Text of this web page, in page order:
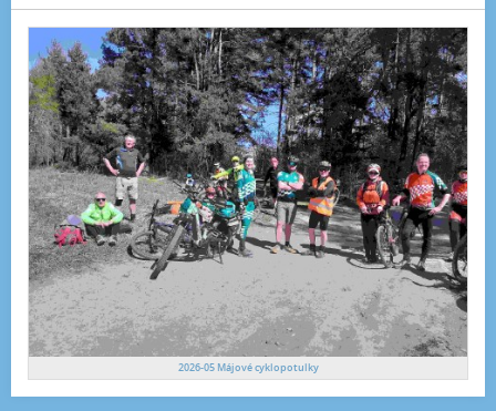
2026-05 Májové cyklopotulky